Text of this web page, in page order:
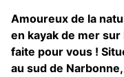
Amoureux de la
en kayak de mer
faite pour vous !
au sud de